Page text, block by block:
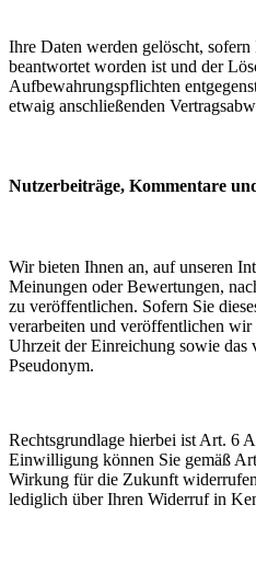
Ihre Daten werden gelöscht,
beantwortet worden ist und der
Aufbewahrungspflichten
etwaig anschließenden
Nutzerbeiträge, Kommentare
Wir bieten Ihnen an, auf unseren
Meinungen oder Bewertungen,
zu veröffentlichen. Sofern Sie
verarbeiten und veröffentlichen
Uhrzeit der Einreichung sowie das
Pseudonym.
Rechtsgrundlage hierbei ist Art. 6
Einwilligung können Sie gemäß
Wirkung für die Zukunft
lediglich über Ihren Widerruf in